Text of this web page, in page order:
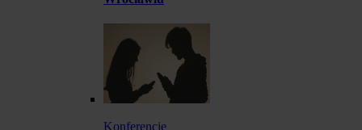
Konferencje